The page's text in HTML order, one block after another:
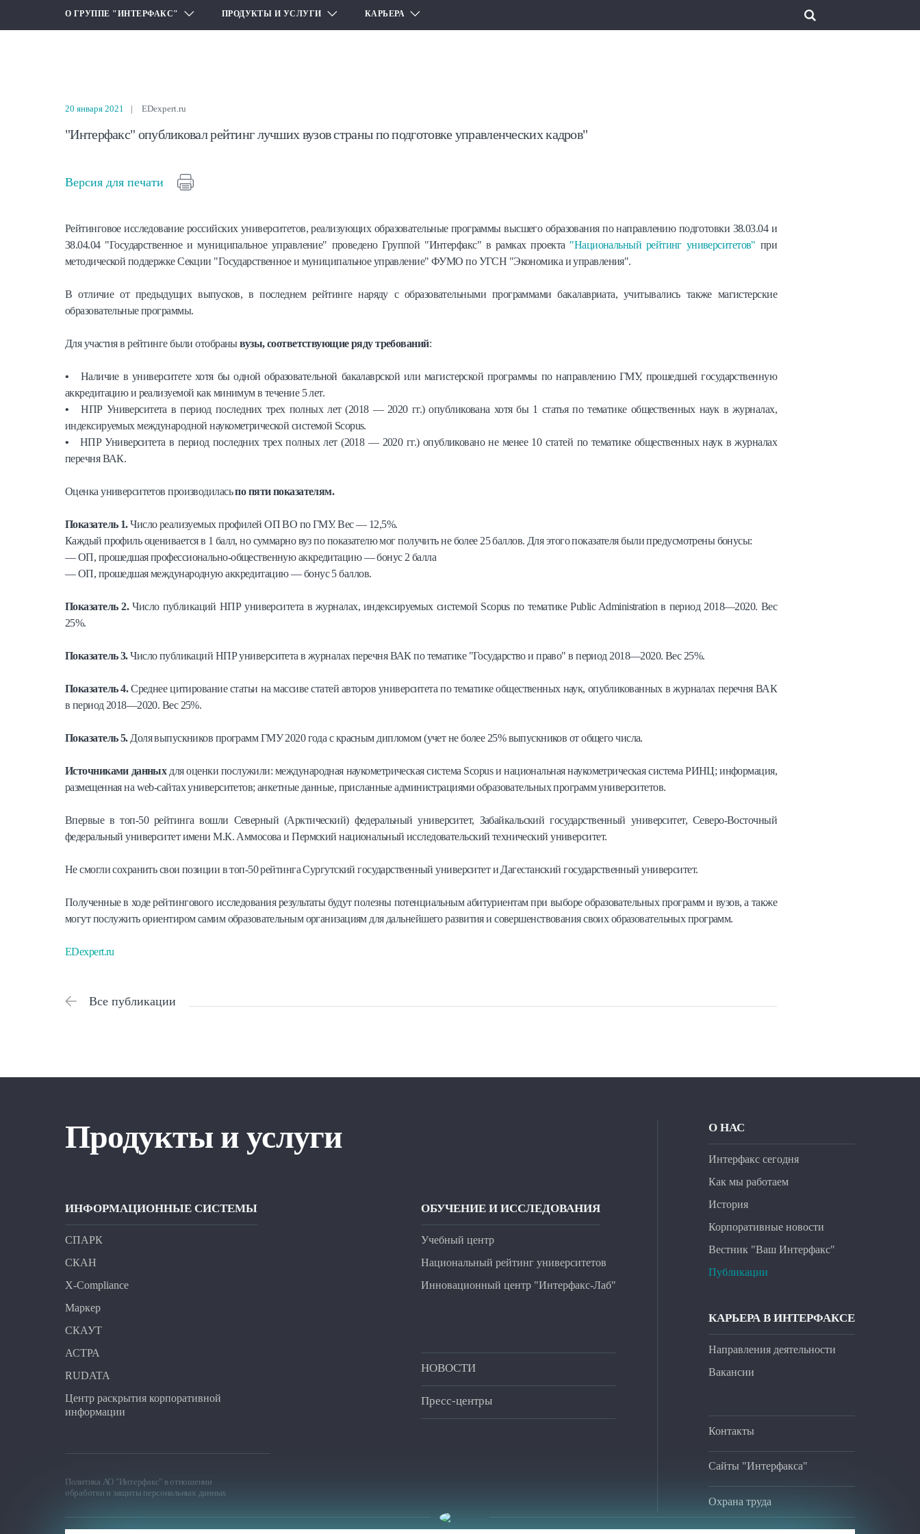
О ГРУППЕ "ИНТЕРФАКС" ПРОДУКТЫ И УСЛУГИ КАРЬЕРА
20 января 2021 EDexpert.ru
"Интерфакс" опубликовал рейтинг лучших вузов страны по подготовке управленческих кадров"
Версия для печати
Рейтинговое исследование российских университетов, реализующих образовательные программы высшего образования по направлению подготовки 38.03.04 и
38.04.04 "Государственное и муниципальное управление" проведено Группой "Интерфакс" в рамках проекта "Национальный рейтинг университетов" при
методической поддержке Секции "Государственное и муниципальное управление" ФУМО по УГСН "Экономика и управления".
В отличие от предыдущих выпусков, в последнем рейтинге наряду с образовательными программами бакалавриата, учитывались также магистерские
образовательные программы.
Для участия в рейтинге были отобранывузы, соответствующие ряду требований:
• Наличие в университете хотя бы одной образовательной бакалаврской или магистерской программы по направлению ГМУ, прошедшей государственную
аккредитацию и реализуемой как минимум в течение 5 лет.
• НПР Университета в период последних трех полных лет (2018 — 2020 гг.) опубликована хотя бы 1 статья по тематике общественных наук в журналах,
индексируемых международной наукометрической системой Scopus.
• НПР Университета в период последних трех полных лет (2018 — 2020 гг.) опубликовано не менее 10 статей по тематике общественных наук в журналах
перечня ВАК.
Оценка университетов производиласьпо пяти показателям.
Показатель 1. Число реализуемых профилей ОП ВО по ГМУ. Вес — 12,5%.
Каждый профиль оценивается в 1 балл, но суммарно вуз по показателю мог получить не более 25 баллов. Для этого показателя были предусмотрены бонусы:
— ОП, прошедшая профессионально-общественную аккредитацию — бонус 2 балла
— ОП, прошедшая международную аккредитацию — бонус 5 баллов.
Показатель 2.Число публикаций НПР университета в журналах, индексируемых системой Scopus по тематике Public Administration в период 2018—2020. Вес
25%.
Показатель 3. Число публикаций НПР университета в журналах перечня ВАК по тематике "Государство и право" в период 2018—2020. Вес 25%.
Показатель 4. Среднее цитирование статьи на массиве статей авторов университета по тематике общественных наук, опубликованных в журналах перечня ВАК
в период 2018—2020. Вес 25%.
Показатель 5. Доля выпускников программ ГМУ 2020 года с красным дипломом (учет не более 25% выпускников от общего числа.
Источниками данныхдля оценки послужили: международная наукометрическая система Scopus и национальная наукометрическая система РИНЦ; информация,
размещенная на web-сайтах университетов; анкетные данные, присланные администрациями образовательных программ университетов.
Впервые в топ-50 рейтинга вошли Северный (Арктический) федеральный университет, Забайкальский государственный университет, Северо-Восточный
федеральный университет имени М.К. Аммосова и Пермский национальный исследовательский технический университет.
Не смогли сохранить свои позиции в топ-50 рейтинга Сургутский государственный университет и Дагестанский государственный университет.
Полученные в ходе рейтингового исследования результаты будут полезны потенциальным абитуриентам при выборе образовательных программ и вузов, а также
могут послужить ориентиром самим образовательным организациям для дальнейшего развития и совершенствования своих образовательных программ.
EDexpert.ru
Все публикации
Продукты и услуги
ИНФОРМАЦИОННЫЕ СИСТЕМЫ
СПАРК
СКАН
X-Compliance
Маркер
СКАУТ
АСТРА
RUDATA
Центр раскрытия корпоративной
информации
ОБУЧЕНИЕ И ИССЛЕДОВАНИЯ
Учебный центр
Национальный рейтинг университетов
Инновационный центр "Интерфакс-Лаб"
НОВОСТИ
Пресс-центры
Политика АО "Интерфакс" в отношении
обработки и защиты персональных данных
О НАС
Интерфакс сегодня
Как мы работаем
История
Корпоративные новости
Вестник "Ваш Интерфакс"
Публикации
КАРЬЕРА В ИНТЕРФАКСЕ
Направления деятельности
Вакансии
Контакты
Сайты "Интерфакса"
Охрана труда